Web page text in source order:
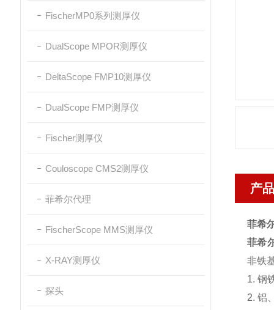
FischerMP0系列测厚仪
DualScope MPOR测厚仪
DeltaScope FMP10测厚仪
DualScope FMP测厚仪
Fischer测厚仪
Couloscope CMS2测厚仪
菲希尔代理
FischerScope MMS测厚仪
X-RAY测厚仪
探头
产
菲希
菲希
非铁
1. 钢
2. 铝